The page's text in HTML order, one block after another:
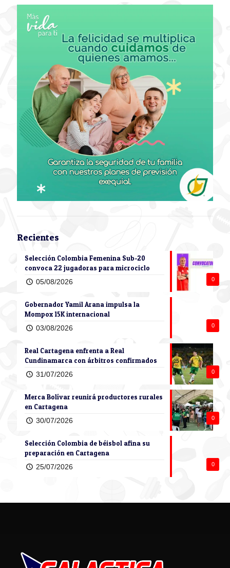
Recientes
0
Selección Colombia Femenina Sub-20
convoca 22 jugadoras para microciclo
05/08/2026
0
Gobernador Yamil Arana impulsa la
Mompox 15K internacional
03/08/2026
0
Real Cartagena enfrenta a Real
Cundinamarca con árbitros confirmados
31/07/2026
0
Merca Bolívar reunirá productores rurales
en Cartagena
30/07/2026
0
Selección Colombia de béisbol afina su
preparación en Cartagena
25/07/2026